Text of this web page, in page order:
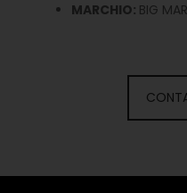
MARCHIO: BIG